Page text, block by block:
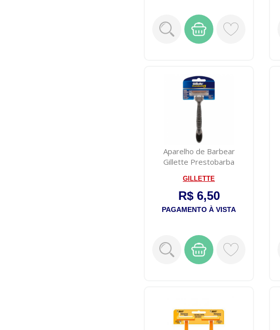
Aparelho de Barbear
Gillette Prestobarba
GILLETTE
R$ 6,50
PAGAMENTO À VISTA